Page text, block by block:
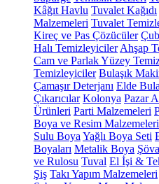
Kâğıt Havlu Tuvalet Kağıdı
Malzemeleri Tuvalet
Kireç ve Pas Çözücüler
Halı Temizleyiciler Ahşap
Cam ve Parlak Yüzey
Temizleyiciler Bulaşık
Çamaşır Deterjanı Elde
Çıkarıcılar Kolonya Pazar
Ürünleri Parti Malzemeleri
Boya ve Resim Malzemeleri
Sulu Boya Yağlı Boya Seti
Boyaları Metalik Boya
ve Rulosu Tuval El İşi &
Şiş Takı Yapım Malzemeleri